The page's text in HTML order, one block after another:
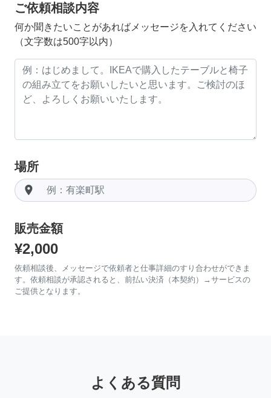
ご依頼相談内容
何か聞きたいことがあればメッセージを入れてください
（文字数は500字以内）
場所
room
販売金額
¥2,000
依頼相談後、メッセージで依頼者と仕事詳細のすり合わせができま
す。依頼相談が承認されると、前払い決済（本契約）→サービスの
ご提供となります。
よくある質問